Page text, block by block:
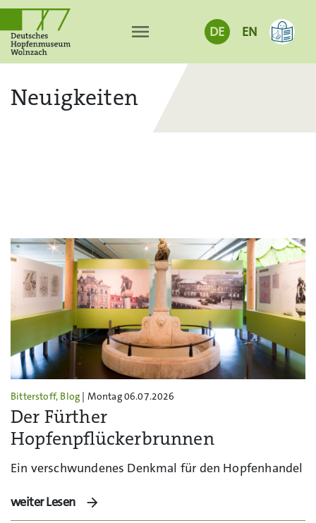
menu DE EN
Neuigkeiten
Bitterstoff, Blog | Montag 06.07.2026
Der Fürther
Hopfenpflückerbrunnen
Ein verschwundenes Denkmal für den Hopfenhandel
weiter Lesen